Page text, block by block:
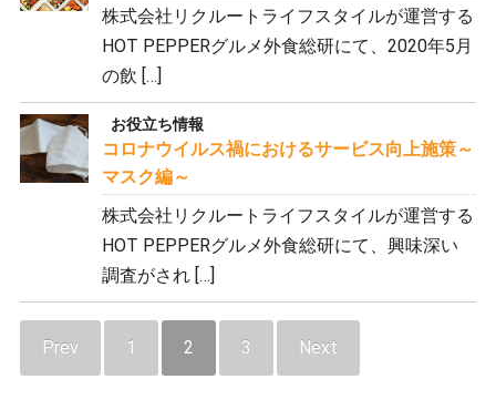
株式会社リクルートライフスタイルが運営する
HOT PEPPERグルメ外食総研にて、2020年5月
の飲 […]
お役立ち情報
コロナウイルス禍におけるサービス向上施策～
マスク編～
株式会社リクルートライフスタイルが運営する
HOT PEPPERグルメ外食総研にて、興味深い
調査がされ […]
Prev 1 2 3 Next